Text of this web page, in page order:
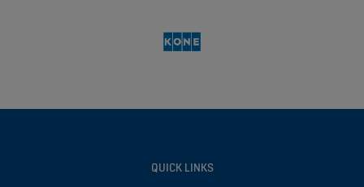
QUICK LINKS